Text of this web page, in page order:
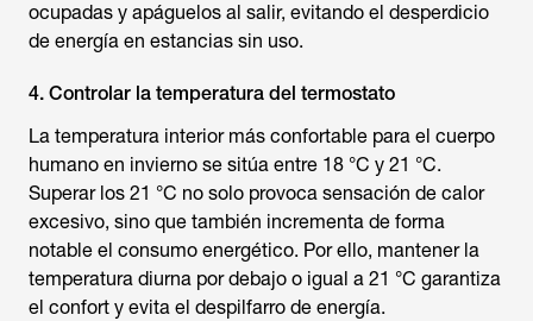
ocupadas y apáguelos al salir, evitando el desperdicio
de energía en estancias sin uso.
4. Controlar la temperatura del termostato
La temperatura interior más confortable para el cuerpo
humano en invierno se sitúa entre 18 °C y 21 °C.
Superar los 21 °C no solo provoca sensación de calor
excesivo, sino que también incrementa de forma
notable el consumo energético. Por ello, mantener la
temperatura diurna por debajo o igual a 21 °C garantiza
el confort y evita el despilfarro de energía.